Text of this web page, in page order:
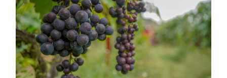
科技 科创 量子 体育
文化 书画 健康 军事
访谈 视频 图片 政务
法律 中央文件 金融